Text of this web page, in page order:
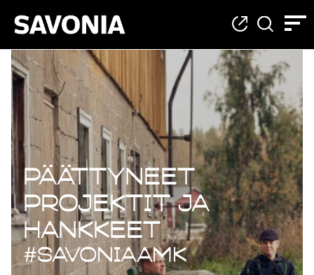
Päättyneet
Päättyneet
projektit ja
hankkeet
#savoniaAMK